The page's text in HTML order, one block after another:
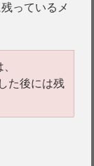
っているメ
た後には残